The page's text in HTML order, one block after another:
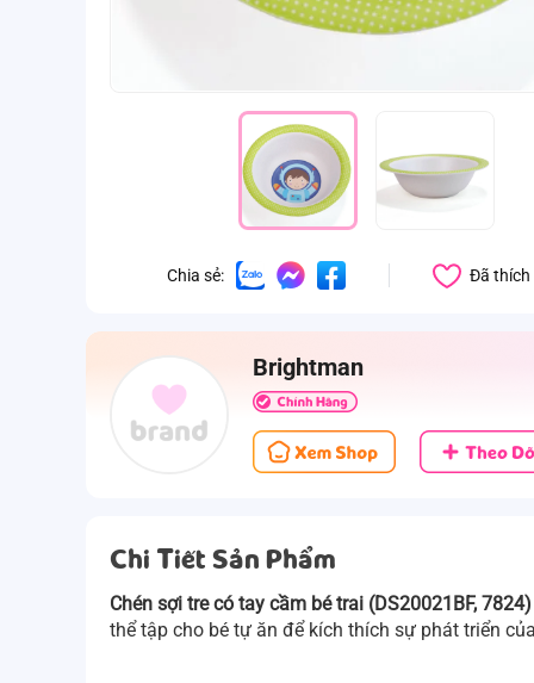
Chia sẻ: Đã thích
Brightman
Chi Tiết Sản Phẩm
Chén sợi tre có tay cầm bé trai (DS20021BF, 7824)
thể tập cho bé tự ăn để kích thích sự phát triển